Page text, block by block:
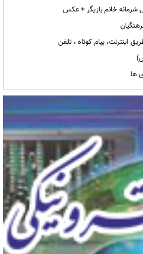
شرمانه خانم بازیگر + عکس
اینترنت، پیام کوتاه ، تلفن
ها